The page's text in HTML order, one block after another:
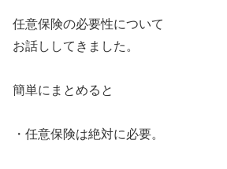
任意保険の必要性について
お話ししてきました。
簡単にまとめると
・任意保険は絶対に必要。